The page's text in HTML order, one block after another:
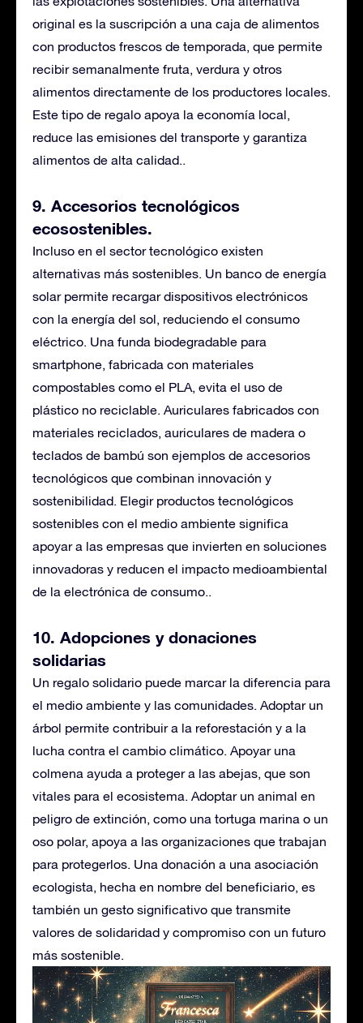
original es la suscripción a una caja de alimentos
con productos frescos de temporada, que permite
recibir semanalmente fruta, verdura y otros
alimentos directamente de los productores locales.
Este tipo de regalo apoya la economía local,
reduce las emisiones del transporte y garantiza
alimentos de alta calidad..
9. Accesorios tecnológicos
ecosostenibles.
Incluso en el sector tecnológico existen
alternativas más sostenibles. Un banco de energía
solar permite recargar dispositivos electrónicos
con la energía del sol, reduciendo el consumo
eléctrico. Una funda biodegradable para
smartphone, fabricada con materiales
compostables como el PLA, evita el uso de
plástico no reciclable. Auriculares fabricados con
materiales reciclados, auriculares de madera o
teclados de bambú son ejemplos de accesorios
tecnológicos que combinan innovación y
sostenibilidad. Elegir productos tecnológicos
sostenibles con el medio ambiente significa
apoyar a las empresas que invierten en soluciones
innovadoras y reducen el impacto medioambiental
de la electrónica de consumo..
10. Adopciones y donaciones
solidarias
Un regalo solidario puede marcar la diferencia para
el medio ambiente y las comunidades. Adoptar un
árbol permite contribuir a la reforestación y a la
lucha contra el cambio climático. Apoyar una
colmena ayuda a proteger a las abejas, que son
vitales para el ecosistema. Adoptar un animal en
peligro de extinción, como una tortuga marina o un
oso polar, apoya a las organizaciones que trabajan
para protegerlos. Una donación a una asociación
ecologista, hecha en nombre del beneficiario, es
también un gesto significativo que transmite
valores de solidaridad y compromiso con un futuro
más sostenible.